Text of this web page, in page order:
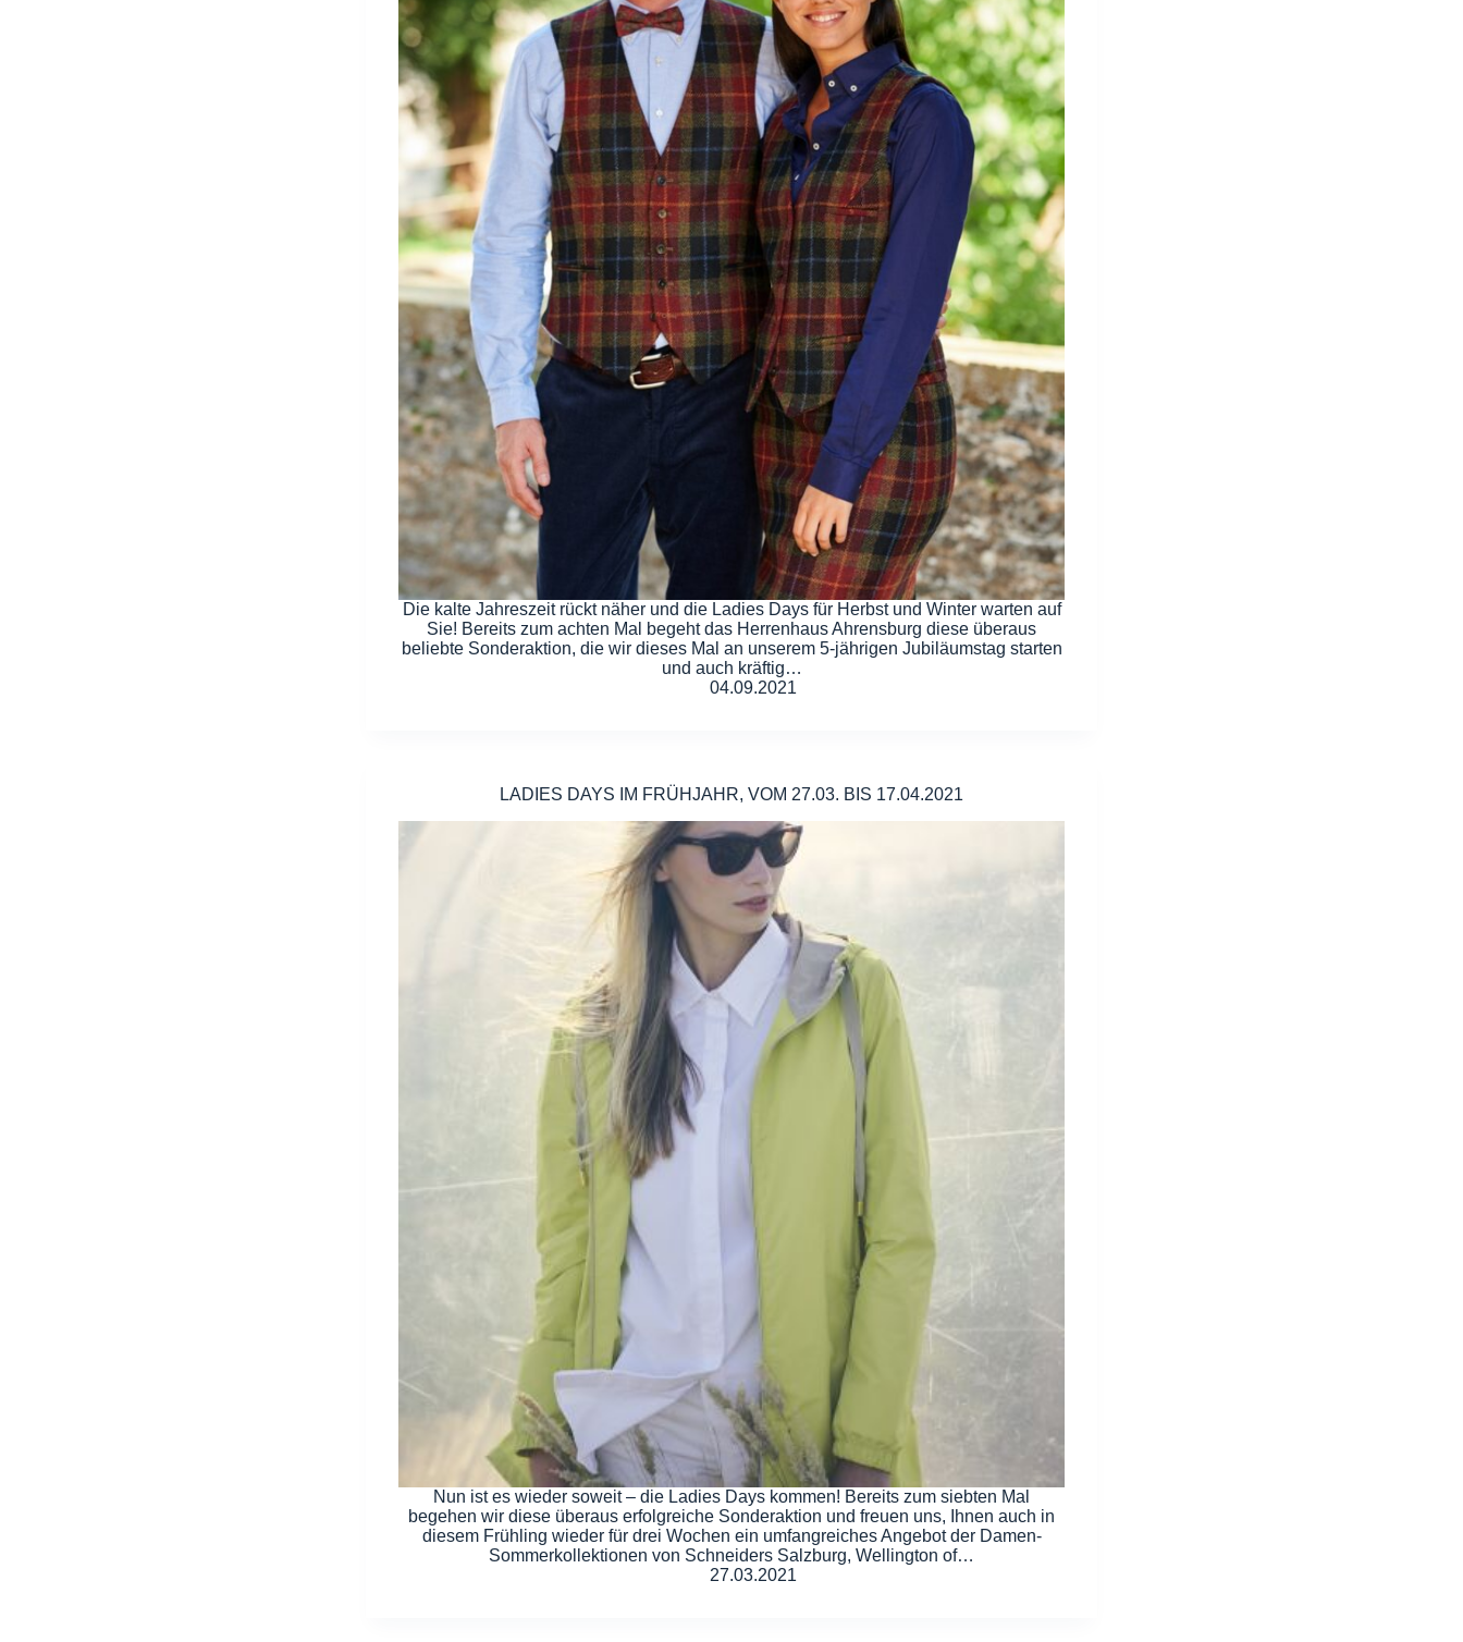
Die kalte Jahreszeit rückt näher und die Ladies Days für Herbst und Winter warten auf
Sie! Bereits zum achten Mal begeht das Herrenhaus Ahrensburg diese überaus
beliebte Sonderaktion, die wir dieses Mal an unserem 5-jährigen Jubiläumstag starten
und auch kräftig…
04.09.2021
LADIES DAYS IM FRÜHJAHR, VOM 27.03. BIS 17.04.2021
Nun ist es wieder soweit – die Ladies Days kommen! Bereits zum siebten Mal
begehen wir diese überaus erfolgreiche Sonderaktion und freuen uns, Ihnen auch in
diesem Frühling wieder für drei Wochen ein umfangreiches Angebot der Damen-
Sommerkollektionen von Schneiders Salzburg, Wellington of…
27.03.2021